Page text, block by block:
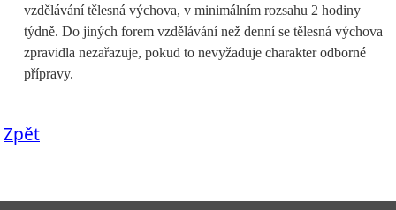
vzdělávání tělesná výchova, v minimálním rozsahu 2 hodiny
týdně. Do jiných forem vzdělávání než denní se tělesná výchova
zpravidla nezařazuje, pokud to nevyžaduje charakter odborné
přípravy.
Zpět